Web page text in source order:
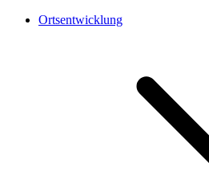
Ortsentwicklung